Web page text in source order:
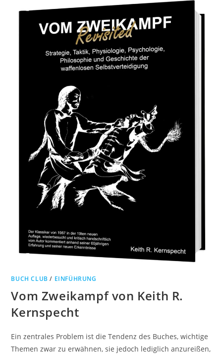
BUCH CLUB / EINFÜHRUNG
Vom Zweikampf von Keith R.
Kernspecht
Ein zentrales Problem ist die Tendenz des Buches, wichtige
Themen zwar zu erwähnen, sie jedoch lediglich anzureißen,